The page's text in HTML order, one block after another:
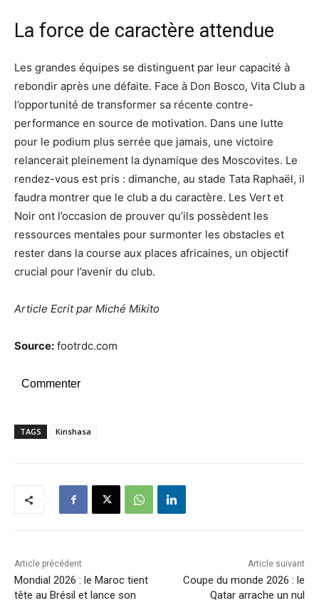
La force de caractère attendue
Les grandes équipes se distinguent par leur capacité à
rebondir après une défaite. Face à Don Bosco, Vita Club a
l’opportunité de transformer sa récente contre-
performance en source de motivation. Dans une lutte
pour le podium plus serrée que jamais, une victoire
relancerait pleinement la dynamique des Moscovites. Le
rendez-vous est pris : dimanche, au stade Tata Raphaël, il
faudra montrer que le club a du caractère. Les Vert et
Noir ont l’occasion de prouver qu’ils possèdent les
ressources mentales pour surmonter les obstacles et
rester dans la course aux places africaines, un objectif
crucial pour l’avenir du club.
Article Ecrit par Miché Mikito
Source: footrdc.com
Commenter
TAGS Kinshasa
Article précédent
Mondial 2026 : le Maroc tient
tête au Brésil et lance son
Article suivant
Coupe du monde 2026 : le
Qatar arrache un nul